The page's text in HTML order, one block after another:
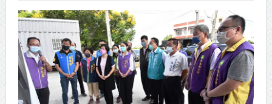
北形象館亮相
打鐵厝北側產業園區產業設施公共
動土創造千個就業機會
高雄「三民運動中心」市長陳其